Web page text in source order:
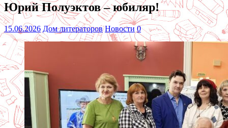
Юрий Полуэктов – юбиляр!
15.06.2026 Дом литераторов Новости 0